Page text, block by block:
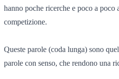
hanno poche ricerche e poco a poco
competizione.
Queste parole (coda lunga) sono
parole con senso, che rendono una